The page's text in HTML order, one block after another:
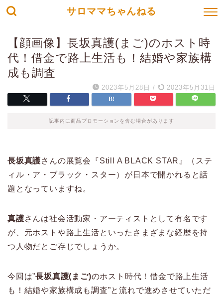
サロママちゃんねる
【顔画像】長坂真護(まご)のホスト時
代！借金で路上生活も！結婚や家族構
成も調査
2023年5月28日 / 2023年5月31日
記事内に商品プロモーションを含む場合があります
長坂真護さんの展覧会『Still A BLACK STAR』（ステ
ィル・ア・ブラック・スター）が日本で開かれると話
題となっていますね。
真護さんは社会活動家・アーティストとして有名です
が、元ホストや路上生活といったさまざまな経歴を持
つ人物だとご存じでしょうか。
今回は”長坂真護(まご)のホスト時代！借金で路上生活
も！結婚や家族構成も調査”と流れで進めさせていただ